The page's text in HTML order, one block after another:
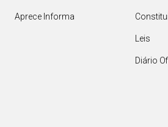
Aprece Informa
Leis
Diário